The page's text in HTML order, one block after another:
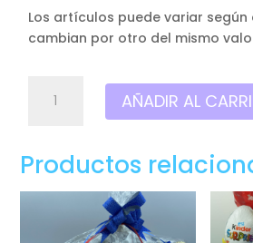
Los artículos puede variar según
cambian por otro del mismo
,PAPA
Con
chuches
chocolates.
AÑADIR AL
Productos